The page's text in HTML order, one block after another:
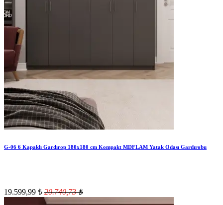
G-06 6 Kapaklı Gardırop 180x180 cm Kompakt MDFLAM Yatak Odası Gardırobu
19.599,99 ₺ 20.740,73₺